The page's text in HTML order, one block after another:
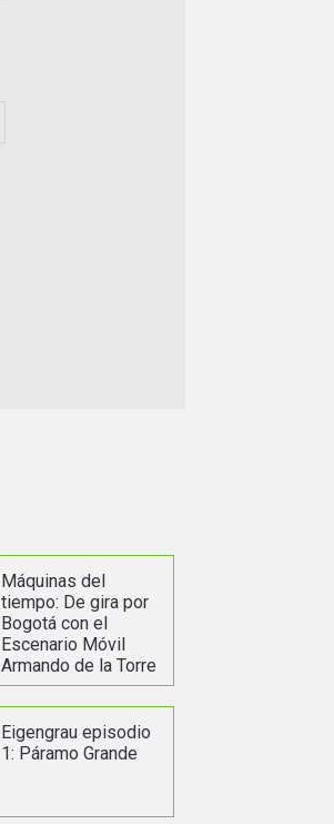
Máquinas del
tiempo: De gira por
Bogotá con el
Escenario Móvil
Armando de la Torre
Eigengrau episodio
1: Páramo Grande